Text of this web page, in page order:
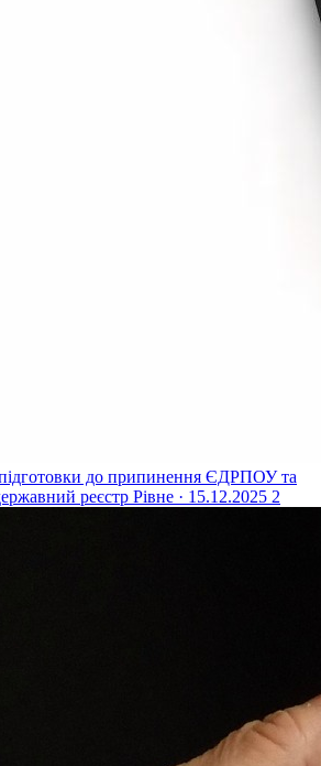
до припинення ЄДРПОУ та
реєстр Рівне · 15.12.2025 2